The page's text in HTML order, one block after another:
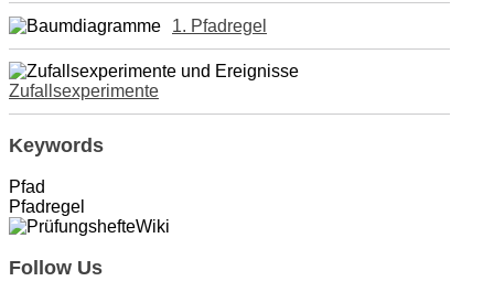
1. Pfadregel
Zufallsexperimente
Keywords
Pfad
Pfadregel
Follow Us